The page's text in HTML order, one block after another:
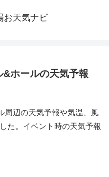
お天気ナビ
ホールの天気予報
周辺の天気予報や気温、風
た。イベント時の天気予報